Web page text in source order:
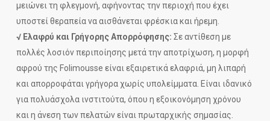
μειώνει τη φλεγμονή, αφήνοντας την περιοχή που έχει
υποστεί θεραπεία να αισθάνεται φρέσκια και ήρεμη.
√ Ελαφρύ και Γρήγορης Απορρόφησης: Σε αντίθεση με
πολλές λοσιόν περιποίησης μετά την αποτρίχωση, η μορφή
αφρού της Folimousse είναι εξαιρετικά ελαφριά, μη λιπαρή
και απορροφάται γρήγορα χωρίς υπολείμματα. Είναι ιδανικό
για πολυάσχολα ινστιτούτα, όπου η εξοικονόμηση χρόνου
και η άνεση των πελατών είναι πρωταρχικής σημασίας.